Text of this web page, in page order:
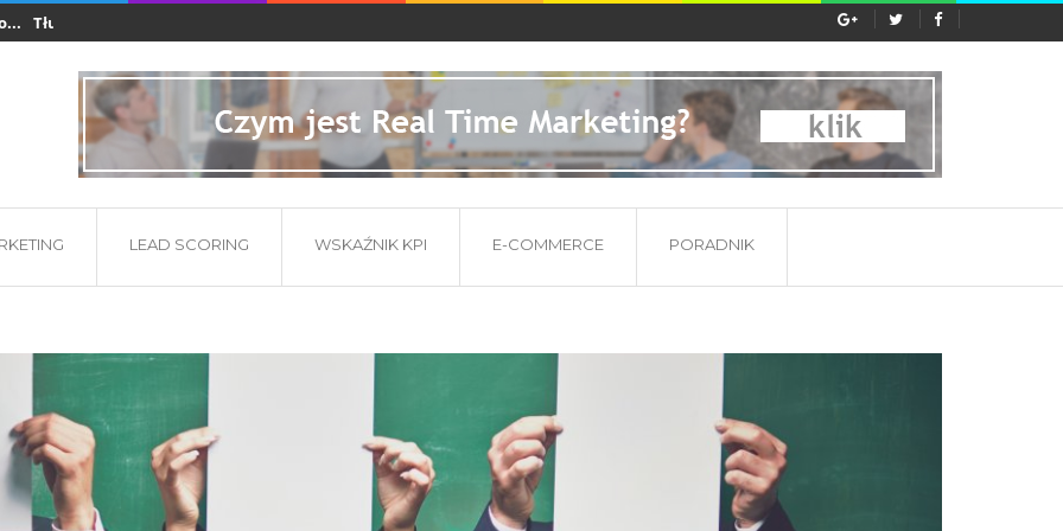
dla branży e-commerce i startupów...
LEAD SCORING WSKAŹNIK KPI E-COMMERCE PORADNIK